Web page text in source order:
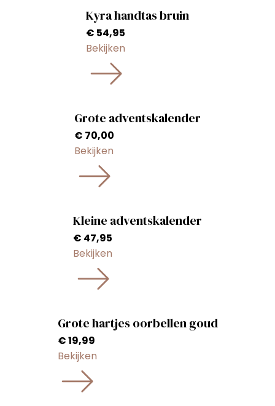
Kyra handtas bruin
€ 54,95
Bekijken
Grote adventskalender
€ 70,00
Bekijken
Kleine adventskalender
€ 47,95
Bekijken
Grote hartjes oorbellen goud
€19,99
Bekijken